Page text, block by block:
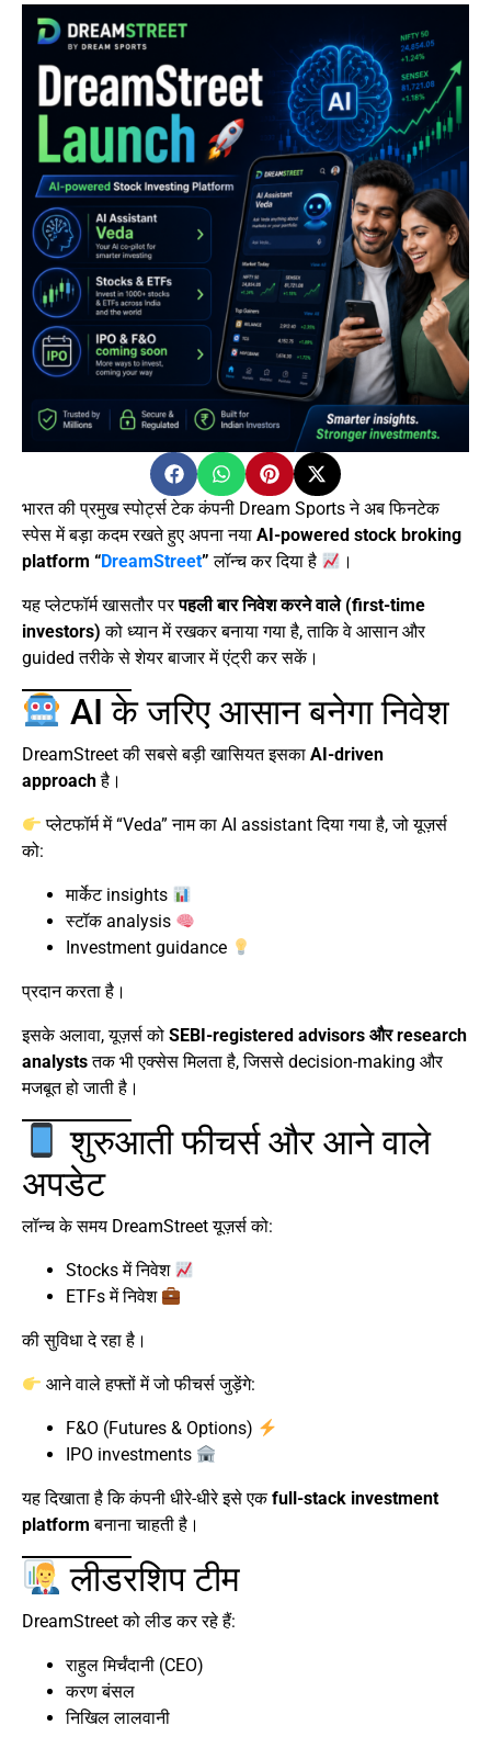
भारत की प्रमुख स्पोर्ट्स टेक कंपनी Dream Sports ने अब फिनटेक
स्पेस में बड़ा कदम रखते हुए अपना नया AI-powered stock broking
platform “DreamStreet” लॉन्च कर दिया है ।
यह प्लेटफॉर्म खासतौर परपहली बार निवेश करने वाले (first-time
investors) को ध्यान में रखकर बनाया गया है, ताकि वे आसान और
guided तरीके से शेयर बाजार में एंट्री कर सकें।
AI के जरिए आसान बनेगा निवेश
DreamStreet की सबसे बड़ी खासियत इसका AI-driven
approachहै।
प्लेटफॉर्म में “Veda” नाम का AI assistant दिया गया है, जो यूज़र्स
को:
मार्केट insights
स्टॉक analysis
Investment guidance
प्रदान करता है।
इसके अलावा, यूज़र्स को SEBI-registered advisors और research
analystsतक भी एक्सेस मिलता है, जिससे decision-making और
मजबूत हो जाती है।
शुरुआती फीचर्स और आने वाले
अपडेट
लॉन्च के समय DreamStreet यूज़र्स को:
Stocks में निवेश
ETFs में निवेश
की सुविधा दे रहा है।
आने वाले हफ्तों में जो फीचर्स जुड़ेंगे:
F&O (Futures & Options)
IPO investments
यह दिखाता है कि कंपनी धीरे-धीरे इसे एकfull-stack investment
platform बनाना चाहती है।
लीडरशिप टीम
DreamStreet को लीड कर रहे हैं:
राहुल मिर्चंदानी (CEO)
करण बंसल
निखिल लालवानी